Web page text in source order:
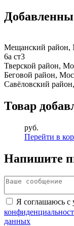
Мещанский район,
6а ст3
Тверской район,
Беговой район,
Савёловский
Товар
руб.
Перейти в
Напишите
Я соглашаюсь с
данных